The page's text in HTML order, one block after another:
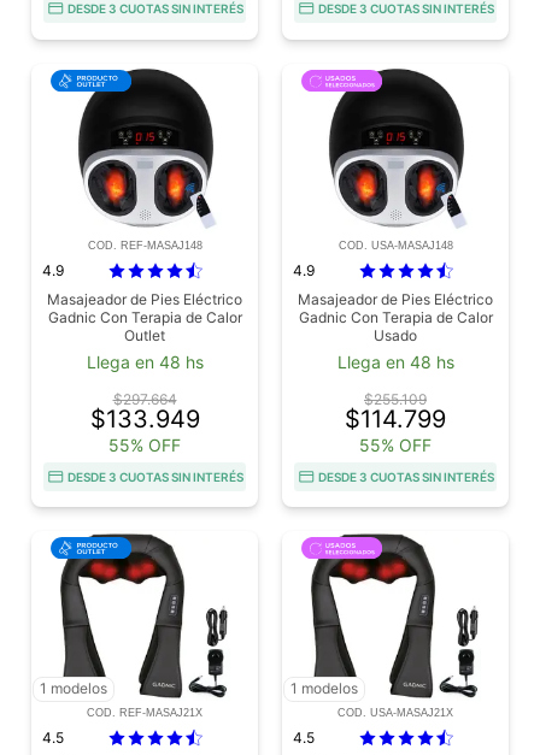
DESDE 3 CUOTAS SIN INTERÉS DESDE 3 CUOTAS SIN INTERÉS
COD. REF-MASAJ148
4.9
Masajeador de Pies Eléctrico
Gadnic Con Terapia de Calor
Outlet
Llega en 48 hs
$297.664
$133.949
55% OFF
DESDE 3 CUOTAS SIN INTERÉS
COD. USA-MASAJ148
4.9
Masajeador de Pies Eléctrico
Gadnic Con Terapia de Calor
Usado
Llega en 48 hs
$255.109
$114.799
55% OFF
DESDE 3 CUOTAS SIN INTERÉS
1 modelos
COD. REF-MASAJ21X
4.5
1 modelos
COD. USA-MASAJ21X
4.5